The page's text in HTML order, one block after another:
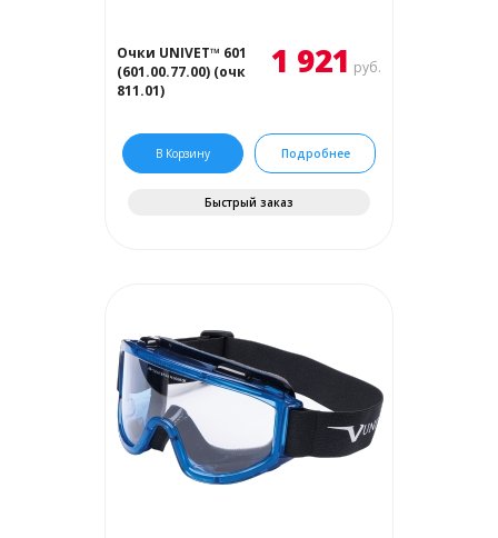
Очки UNIVET™ 601
(601.00.77.00) (очк
811.01)
1 921 руб.
В Корзину Подробнее
Быстрый заказ